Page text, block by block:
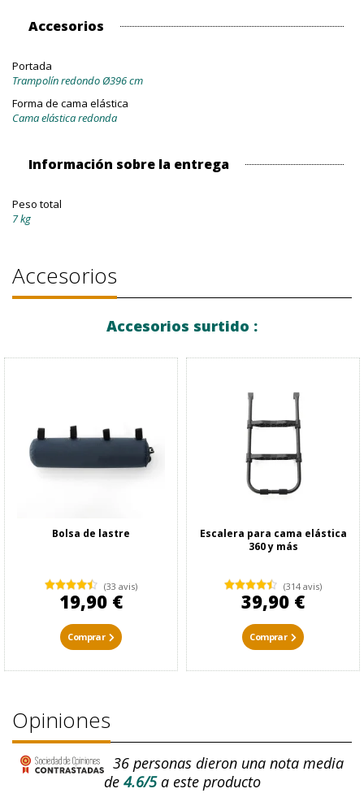
Accesorios
Portada
Trampolín redondo Ø396 cm
Forma de cama elástica
Cama elástica redonda
Información sobre la entrega
Peso total
7 kg
Accesorios
Accesorios surtido :
Bolsa de lastre
(33 avis)
19,90 €
Comprar
Escalera para cama elástica
360 y más
(314 avis)
39,90 €
Comprar
Opiniones
36 personas dieron una nota media
de4.6/5a este producto